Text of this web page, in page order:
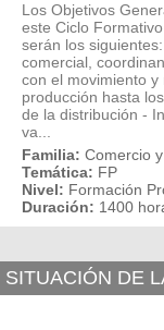
Los Objetivos
este Ciclo
serán los
comercial,
con el movimiento
producción hasta
de la distribución -
va...
Familia: Comercio
Temática: FP
Nivel: Formación
Duración: 1400
SITUACIÓN DE